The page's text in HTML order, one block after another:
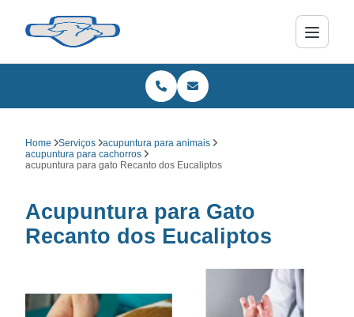
Home Serviços
acupuntura para animais
acupuntura para cachorros
acupuntura para gato Recanto dos Eucaliptos
Acupuntura para Gato
Recanto dos Eucaliptos